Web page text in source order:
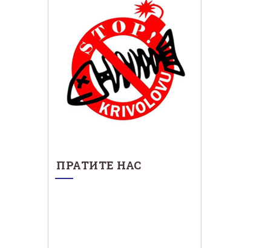
ПРАТИТЕ НАС